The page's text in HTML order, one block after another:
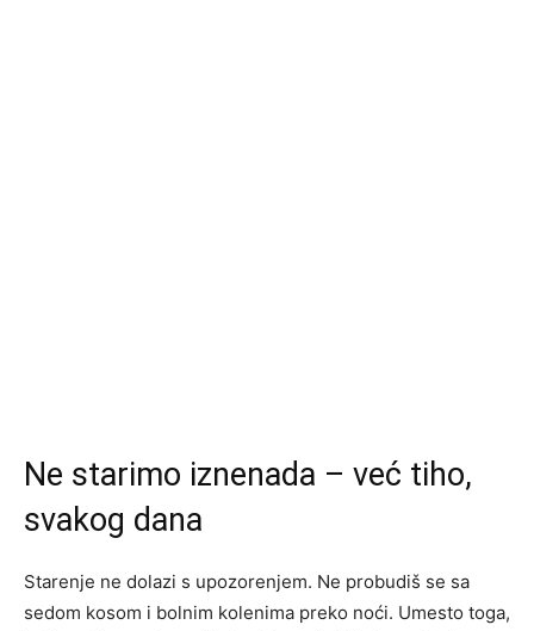
Ne starimo iznenada – već tiho,
svakog dana
Starenje ne dolazi s upozorenjem. Ne probudiš se sa
sedom kosom i bolnim kolenima preko noći. Umesto toga,